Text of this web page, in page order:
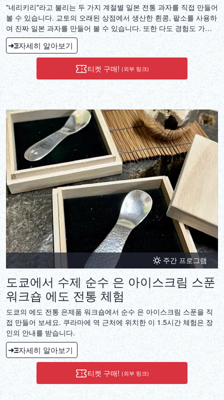
"네리키리"라고 불리는 두 가지 계절별 일본 전통 과자를 직접 만들어
볼 수 있습니다. 교토의 오래된 상점에서 생산한 흰콩, 팥소를 사용하
여 진짜 일본 과자를 만들어 볼 수 있습니다. 또한 다도 경험도 가능
합니다.
자세히 알아보기
티켓 구매! (외부 링크)
주간 프로그램
도쿄에서 수제 순수 은 아이스크림 스푼
워크숍 에도 전통 체험
도쿄의 에도 전통 은제품 워크숍에서 순수 은 아이스크림 스푼을 직
접 만들어 보세요. 쿠라마에 역 근처에 위치한 이 1.5시간 체험은 장
인의 안내를 받습니다.
자세히 알아보기
티켓 구매! (외부 링크)